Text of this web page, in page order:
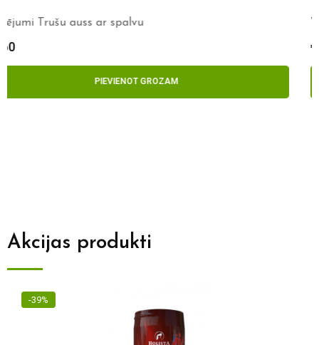
Wolf’s menu Essential 800g
€5.50
PIEVIENOT GROZAM
Akcijas produkti
-27%